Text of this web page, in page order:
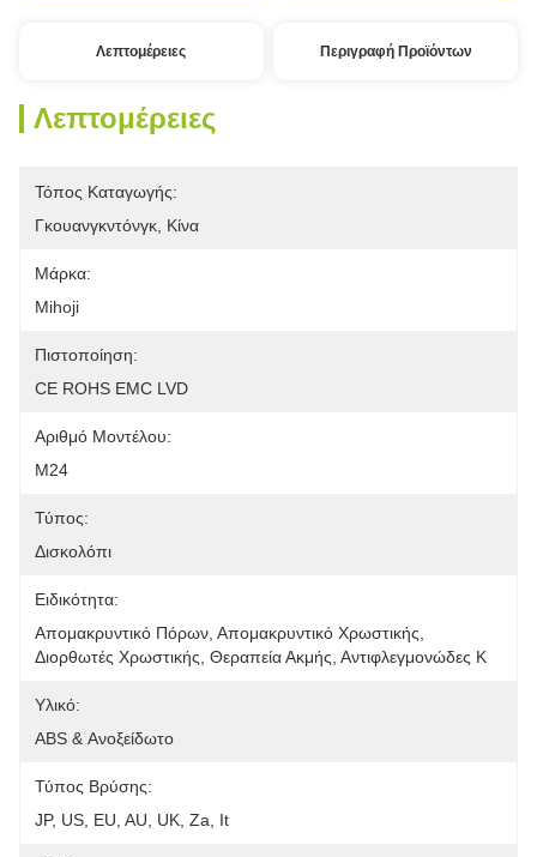
Λεπτομέρειες Περιγραφή Προϊόντων
Λεπτομέρειες
Τόπος Καταγωγής:
Γκουανγκντόνγκ, Κίνα
Μάρκα:
Mihoji
Πιστοποίηση:
CE ROHS EMC LVD
Αριθμό Μοντέλου:
M24
Τύπος:
Δισκολόπι
Ειδικότητα:
Απομακρυντικό Πόρων, Απομακρυντικό Χρωστικής,
Διορθωτές Χρωστικής, Θεραπεία Ακμής, Αντιφλεγμονώδες Κ
Υλικό:
ABS & Ανοξείδωτο
Τύπος Βρύσης:
JP, US, EU, AU, UK, Za, It